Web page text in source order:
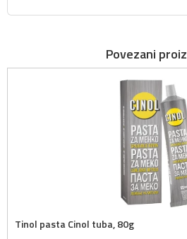
Povezani
Tinol pasta Cinol tuba, 80g